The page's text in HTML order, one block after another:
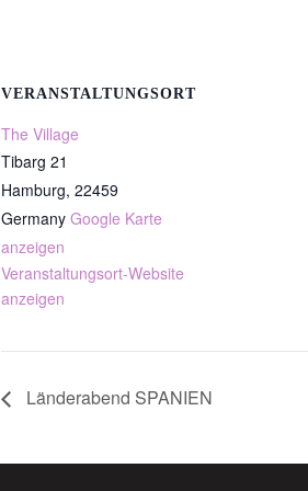
VERANSTALTUNGSORT
The Village
Tibarg 21
Hamburg, 22459
Germany Google Karte
anzeigen
Veranstaltungsort-Website
anzeigen
Länderabend SPANIEN